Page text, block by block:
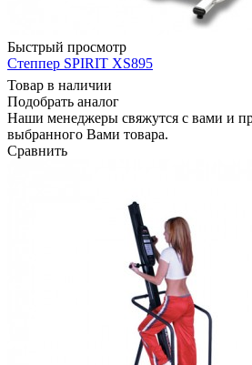
Быстрый просмотр
Степпер SPIRIT XS895
Товар в наличии
Подобрать аналог
Наши менеджеры свяжутся с вами и
выбранного Вами товара.
Сравнить